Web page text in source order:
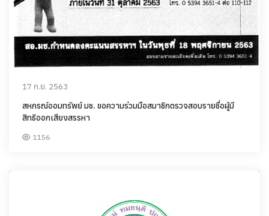
17 ก.ย. 2563
สหกรณ์ออมทรัพย์ มช. ขอความร่วมมือสมาชิกตรวจสอบรายชื่อผู้มี
สิทธิออกเสียงสรรหา
1156